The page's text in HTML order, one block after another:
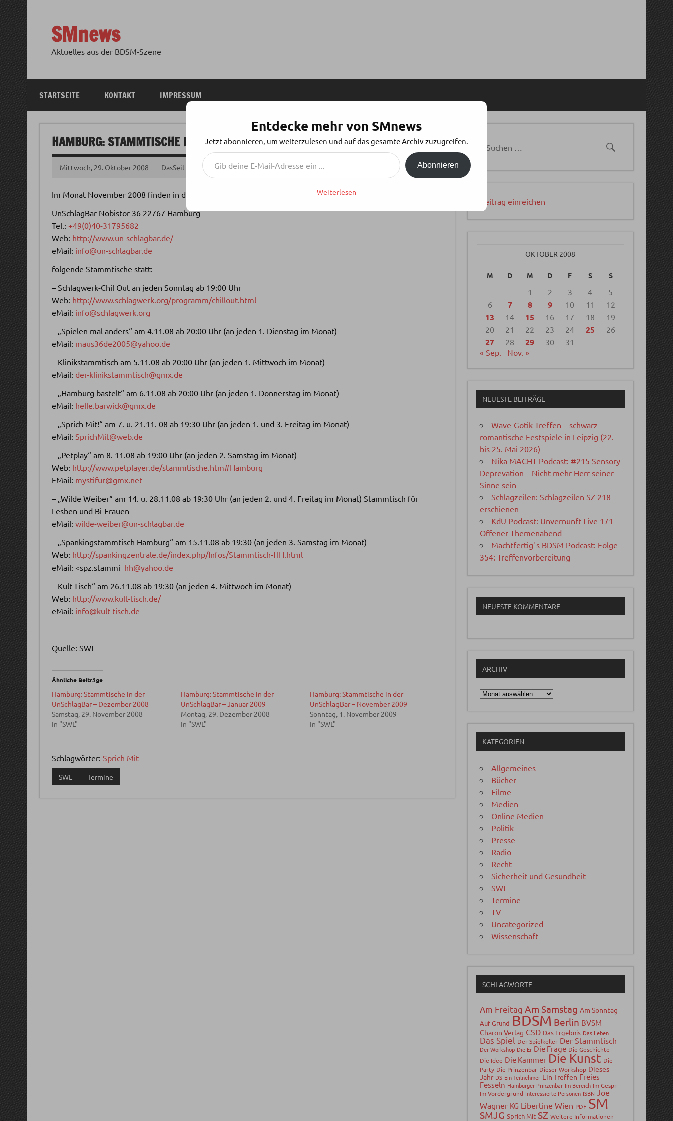
Zum
Inhalt
springen
SMnews
Aktuelles aus der BDSM-Szene
STARTSEITE KONTAKT IMPRESSUM
HAMBURG: STAMMTISCHE IN DER UNSCHLAGBAR – NOVEMBER 2008
Mittwoch, 29. Oktober 2008 DasSeil
Im Monat November 2008 finden in der Hamburger
UnSchlagBar Nobistor 36 22767 Hamburg
Tel.: +49(0)40-31795682
Web: http://www.un-schlagbar.de/
eMail: info@un-schlagbar.de
folgende Stammtische statt:
– Schlagwerk-Chil Out an jeden Sonntag ab 19:00 Uhr
Web: http://www.schlagwerk.org/programm/chillout.html
eMail: info@schlagwerk.org
– „Spielen mal anders“ am 4.11.08 ab 20:00 Uhr (an jeden 1. Dienstag im Monat)
eMail: maus36de2005@yahoo.de
– Klinikstammtisch am 5.11.08 ab 20:00 Uhr (an jeden 1. Mittwoch im Monat)
eMail: der-klinikstammtisch@gmx.de
– „Hamburg bastelt“ am 6.11.08 ab 20:00 Uhr (an jeden 1. Donnerstag im Monat)
eMail: helle.barwick@gmx.de
– „Sprich Mit!“ am 7. u. 21.11. 08 ab 19:30 Uhr (an jeden 1. und 3. Freitag im Monat)
eMail: SprichMit@web.de
– „Petplay“ am 8. 11.08 ab 19:00 Uhr (an jeden 2. Samstag im Monat)
Web: http://www.petplayer.de/stammtische.htm#Hamburg
EMail: mystifur@gmx.net
– „Wilde Weiber“ am 14. u. 28.11.08 ab 19:30 Uhr (an jeden 2. und 4. Freitag im Monat) Stammtisch für
Lesben und Bi-Frauen
eMail: wilde-weiber@un-schlagbar.de
– „Spankingstammtisch Hamburg“ am 15.11.08 ab 19:30 (an jeden 3. Samstag im Monat)
Web: http://spankingzentrale.de/index.php/Infos/Stammtisch-HH.html
eMail: <spz.stammi_ hh@yahoo.de
– Kult-Tisch“ am 26.11.08 ab 19:30 (an jeden 4. Mittwoch im Monat)
Web: http://www.kult-tisch.de/
eMail: info@kult-tisch.de
Quelle: SWL
Ähnliche Beiträge
Hamburg: Stammtische in der
UnSchlagBar – Dezember 2008
Samstag, 29. November 2008
In "SWL"
Hamburg: Stammtische in der
UnSchlagBar – Januar 2009
Montag, 29. Dezember 2008
In "SWL"
Hamburg: Stammtische in der
UnSchlagBar – November 2009
Sonntag, 1. November 2009
In "SWL"
Schlagwörter: Sprich Mit
SWL Termine
Beitrag einreichen
OKTOBER 2008
M D M D F S S
1 2 3 4
5
6
7 8 9 10 11 12
13 14 15 16 17 18
19
20
21 22 23 24 25 26
27 28 29 30
31
« Sep.
Nov. »
NEUESTE BEITRÄGE
Wave-Gotik-Treffen – schwarz-
romantische Festspiele in Leipzig (22.
bis 25. Mai 2026)
Nika MACHT Podcast: #215 Sensory
Deprevation – Nicht mehr Herr seiner
Sinne sein
Schlagzeilen: Schlagzeilen SZ 218
erschienen
KdU Podcast: Unvernunft Live 171 –
Offener Themenabend
Machtfertig`s BDSM Podcast: Folge
354: Treffenvorbereitung
NEUESTE KOMMENTARE
ARCHIV
Archiv
KATEGORIEN
Allgemeines
Bücher
Filme
Medien
Online Medien
Politik
Presse
Radio
Recht
Sicherheit und Gesundheit
SWL
Termine
TV
Uncategorized
Wissenschaft
SCHLAGWORTE
Am Freitag Am Samstag Am Sonntag
Auf Grund BDSM Berlin BVSM
Charon Verlag CSD Das Ergebnis Das Leben
Das Spiel Der Spielkeller Der Stammtisch
Der Workshop Die Er Die Frage Die Geschichte
Die Idee Die Kammer Die Kunst Die
Party Die Prinzenbar Dieser Workshop Dieses
Jahr DS Ein Teilnehmer Ein Treffen Freies
Fesseln Hamburger Prinzenbar Im Bereich Im Gespr
Im Vordergrund Interessierte Personen ISBN
Joe
Wagner KG Libertine Wien PDF SM
SMJG Sprich Mit SZ Weitere Informationen
Entdecke mehr von SMnews
Jetzt abonnieren, um weiterzulesen und auf das gesamte Archiv zuzugreifen.
Gib deine E-Mail-Adresse ein ...
Abonnieren
Weiterlesen